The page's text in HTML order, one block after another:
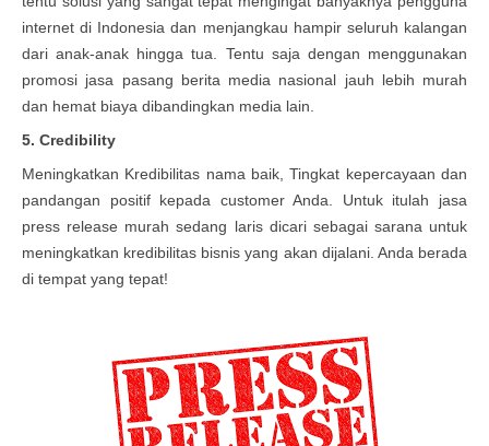
internet di Indonesia dan menjangkau hampir seluruh kalangan
dari anak-anak hingga tua. Tentu saja dengan menggunakan
promosi jasa pasang berita media nasional jauh lebih murah
dan hemat biaya dibandingkan media lain.
5. Credibility
Meningkatkan Kredibilitas nama baik, Tingkat kepercayaan dan
pandangan positif kepada customer Anda. Untuk itulah jasa
press release murah sedang laris dicari sebagai sarana untuk
meningkatkan kredibilitas bisnis yang akan dijalani. Anda berada
di tempat yang tepat!